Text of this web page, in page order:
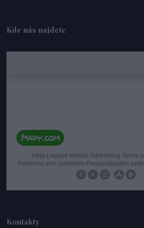
Kde nás najdete
Kontakty